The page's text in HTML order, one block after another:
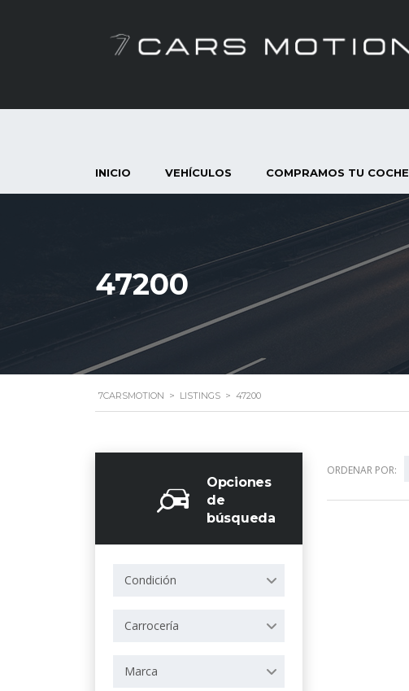
INICIO VEHÍCULOS COMPRAMOS TU COCHE
47200
7CARSMOTION > LISTINGS > 47200
Opciones
de
búsqueda
Condición
Carrocería
Marca
ORDENAR POR: